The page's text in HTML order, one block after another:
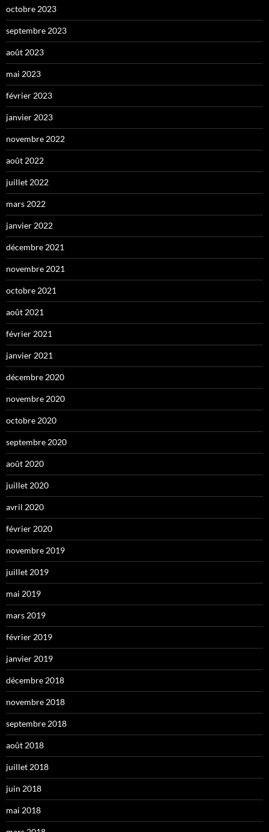
octobre 2023
septembre 2023
août 2023
mai 2023
février 2023
janvier 2023
novembre 2022
août 2022
juillet 2022
mars 2022
janvier 2022
décembre 2021
novembre 2021
octobre 2021
août 2021
février 2021
janvier 2021
décembre 2020
novembre 2020
octobre 2020
septembre 2020
août 2020
juillet 2020
avril 2020
février 2020
novembre 2019
juillet 2019
mai 2019
mars 2019
février 2019
janvier 2019
décembre 2018
novembre 2018
septembre 2018
août 2018
juillet 2018
juin 2018
mai 2018